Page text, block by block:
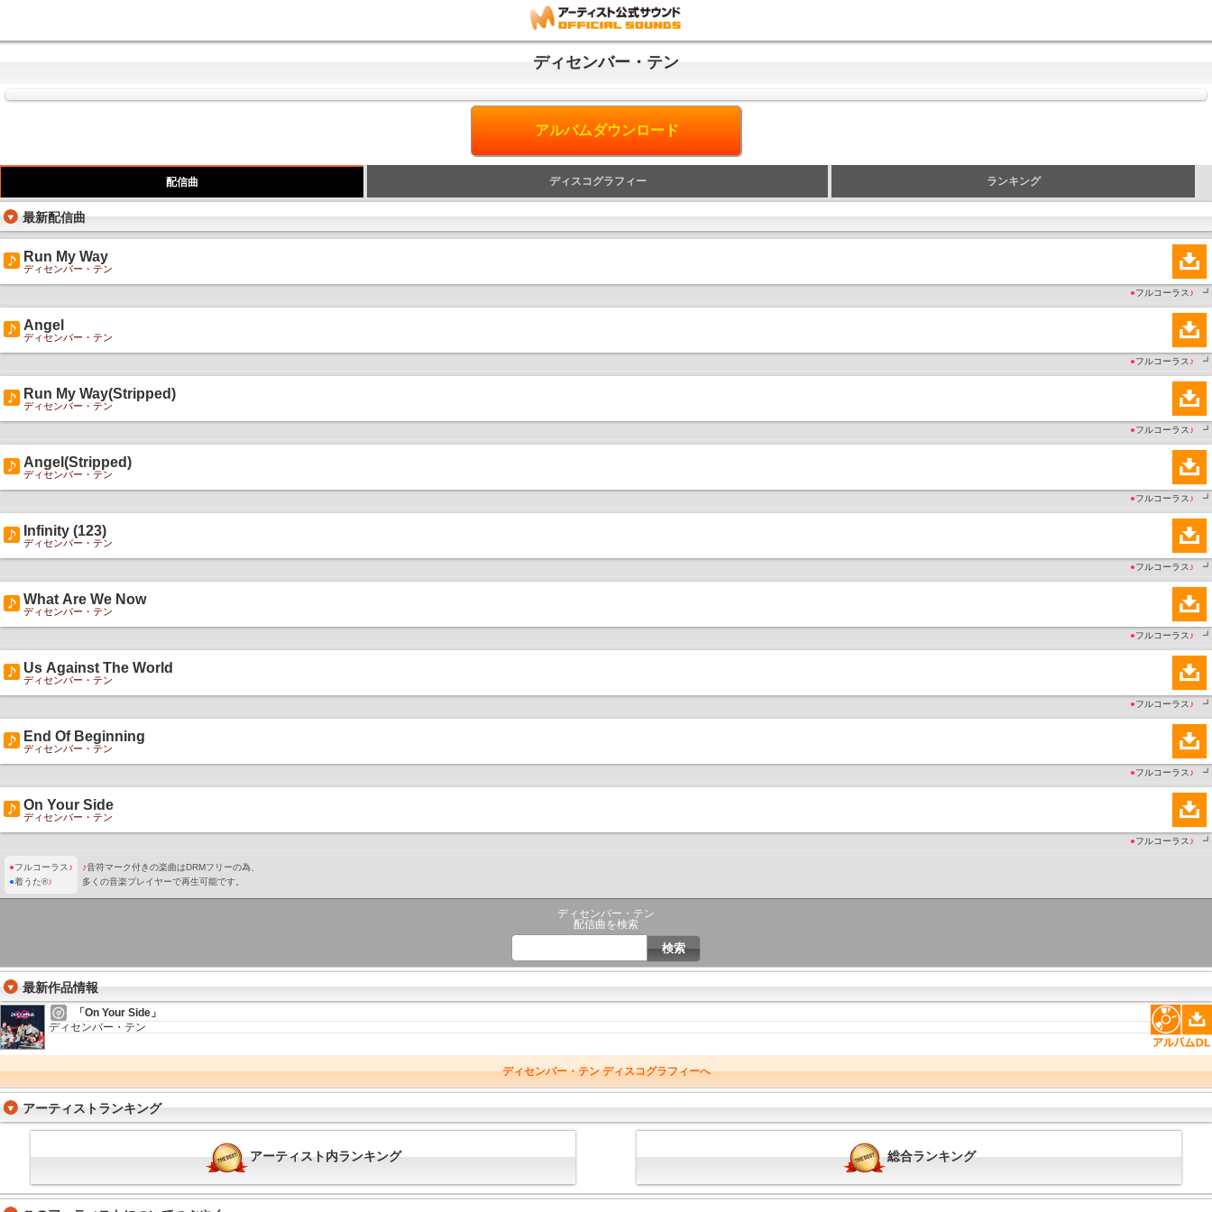
ディセンバー・テン
アルバムダウンロード
配信曲 ディスコグラフィー ランキング
最新配信曲
Run My Way
ディセンバー・テン
●フルコーラス ♪ ┛
Angel
ディセンバー・テン
●フルコーラス ♪ ┛
Run My Way(Stripped)
ディセンバー・テン
●フルコーラス ♪ ┛
Angel(Stripped)
ディセンバー・テン
●フルコーラス ♪ ┛
Infinity (123)
ディセンバー・テン
●フルコーラス ♪ ┛
What Are We Now
ディセンバー・テン
●フルコーラス ♪ ┛
Us Against The World
ディセンバー・テン
●フルコーラス ♪ ┛
End Of Beginning
ディセンバー・テン
●フルコーラス ♪ ┛
On Your Side
ディセンバー・テン
●フルコーラス ♪ ┛
●フルコーラス ♪
●着うた®♪
♪音符マーク付きの楽曲はDRMフリーの為、
多くの音楽プレイヤーで再生可能です。
ディセンバー・テン
配信曲を検索
最新作品情報
「On Your Side」
ディセンバー・テン
ディセンバー・テン ディスコグラフィーへ
アーティストランキング
アーティスト内ランキング 総合ランキング